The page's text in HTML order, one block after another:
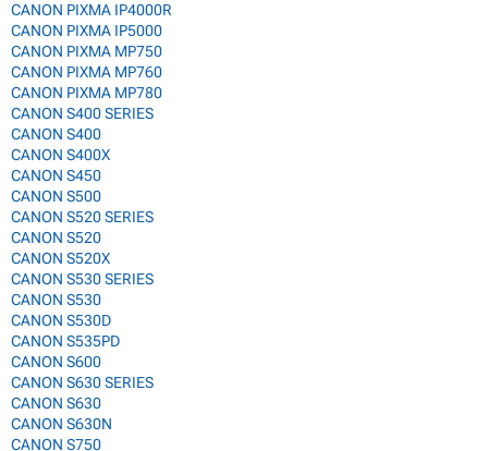
CANON PIXMA IP4000R
CANON PIXMA IP5000
CANON PIXMA MP750
CANON PIXMA MP760
CANON PIXMA MP780
CANON S400 SERIES
CANON S400
CANON S400X
CANON S450
CANON S500
CANON S520 SERIES
CANON S520
CANON S520X
CANON S530 SERIES
CANON S530
CANON S530D
CANON S535PD
CANON S600
CANON S630 SERIES
CANON S630
CANON S630N
CANON S750